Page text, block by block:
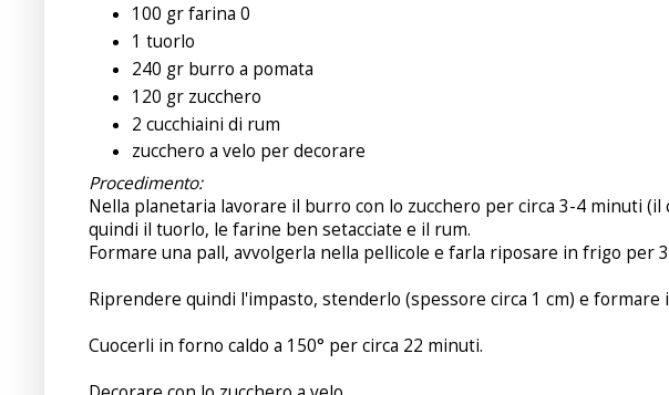
100 gr farina 0
1 tuorlo
240 gr burro a pomata
120 gr zucchero
2 cucchiaini di rum
zucchero a velo per decorare
Procedimento:
Nella planetaria lavorare il burro con lo zucchero per circa 3-4 minuti
quindi il tuorlo, le farine ben setacciate e il rum.
Formare una pall, avvolgerla nella pellicole e farla riposare in frigo per
Riprendere quindi l'impasto, stenderlo (spessore circa 1 cm) e formare
Cuocerli in forno caldo a 150° per circa 22 minuti.